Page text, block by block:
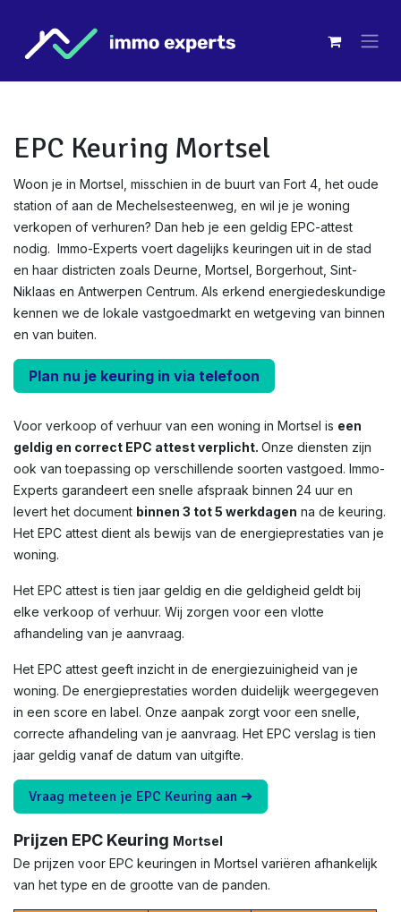
EPC Keuring Mortsel
Woon je in Mortsel, misschien in de buurt van Fort 4, het oude
station of aan de Mechelsesteenweg, en wil je je woning
verkopen of verhuren? Dan heb je een geldig EPC-attest
nodig. Immo-Experts voert dagelijks keuringen uit in de stad
en haar districten zoals Deurne, Mortsel, Borgerhout, Sint-
Niklaas en Antwerpen Centrum. Als erkend energiedeskundige
kennen we de lokale vastgoedmarkt en wetgeving van binnen
en van buiten.
Plan nu je keuring in via telefoon
Voor verkoop of verhuur van een woning in Mortsel is een
geldig en correct EPC attest verplicht. Onze diensten zijn
ook van toepassing op verschillende soorten vastgoed. Immo-
Experts garandeert een snelle afspraak binnen 24 uur en
levert het document binnen 3 tot 5 werkdagen na de keuring.
Het EPC attest dient als bewijs van de energieprestaties van je
woning.
Het EPC attest is tien jaar geldig en die geldigheid geldt bij
elke verkoop of verhuur. Wij zorgen voor een vlotte
afhandeling van je aanvraag.
Het EPC attest geeft inzicht in de energiezuinigheid van je
woning. De energieprestaties worden duidelijk weergegeven
in een score en label. Onze aanpak zorgt voor een snelle,
correcte afhandeling van je aanvraag. Het EPC verslag is tien
jaar geldig vanaf de datum van uitgifte.
Vraag meteen je EPC Keuring aan ➜
Prijzen EPC Keuring Mortsel
De prijzen voor EPC keuringen in Mortsel variëren afhankelijk
van het type en de grootte van de panden.